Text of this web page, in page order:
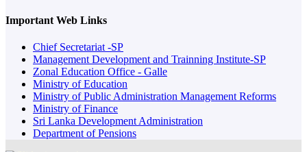
Important Web Links
Chief Secretariat -SP
Management Development and Trainning Institute-SP
Zonal Education Office - Galle
Ministry of Education
Ministry of Public Administration Management Reforms
Ministry of Finance
Sri Lanka Development Administration
Department of Pensions